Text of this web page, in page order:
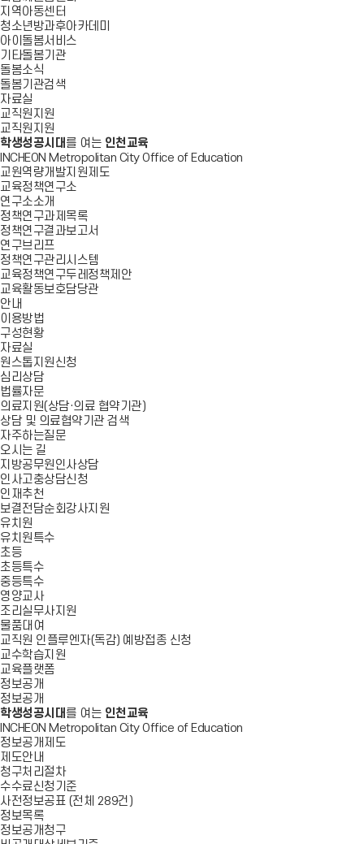
지역아동센터
청소년방과후아카데미
아이돌봄서비스
기타돌봄기관
돌봄소식
돌봄기관검색
자료실
교직원지원
교직원지원
학생성공시대 를 여는 인천교육
INCHEON Metropolitan City Office of Education
교원역량개발지원제도
교육정책연구소
연구소소개
정책연구과제목록
정책연구결과보고서
연구브리프
정책연구관리시스템
교육정책연구두레정책제안
교육활동보호담당관
안내
이용방법
구성현황
자료실
원스톱지원신청
심리상담
법률자문
의료지원(상담·의료 협약기관)
상담 및 의료협약기관 검색
자주하는질문
오시는 길
지방공무원인사상담
인사고충상담신청
인재추천
보결전담순회강사지원
유치원
유치원특수
초등
초등특수
중등특수
영양교사
조리실무사지원
물품대여
교직원 인플루엔자(독감) 예방접종 신청
교수학습지원
교육플랫폼
정보공개
정보공개
학생성공시대 를 여는 인천교육
INCHEON Metropolitan City Office of Education
정보공개제도
제도안내
청구처리절차
수수료신청기준
사전정보공표 (전체 289건)
정보목록
정보공개청구